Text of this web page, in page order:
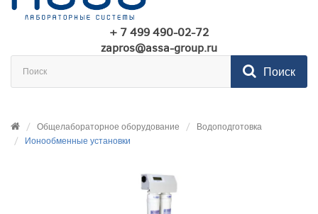
+ 7 499 490-02-72
zapros@assa-group.ru
Поиск
Общелабораторное оборудование
Водоподготовка
Ионообменные установки